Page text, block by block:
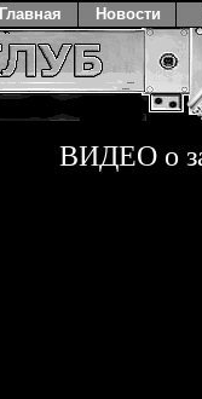
ВИДЕО о
Главная Новости